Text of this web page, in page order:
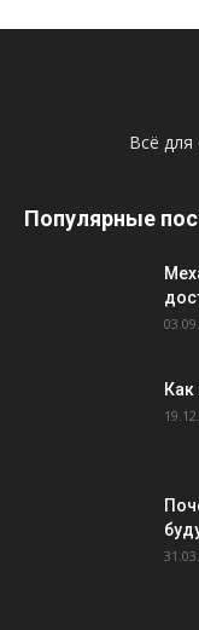
Всё для
Популярные
Как